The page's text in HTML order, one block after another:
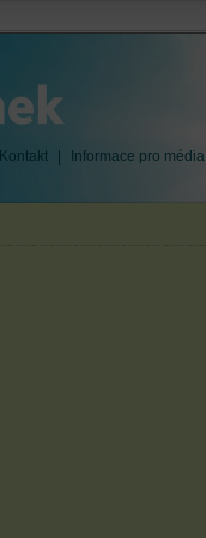
Kontakt Informace pro média